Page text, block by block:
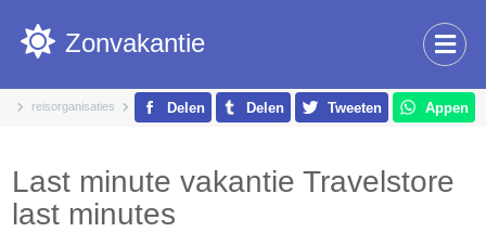
reisorganisaties travelstore
Zonvakantie
Last minute vakantie Travelstore
last minutes
Delen Delen Tweeten Appen